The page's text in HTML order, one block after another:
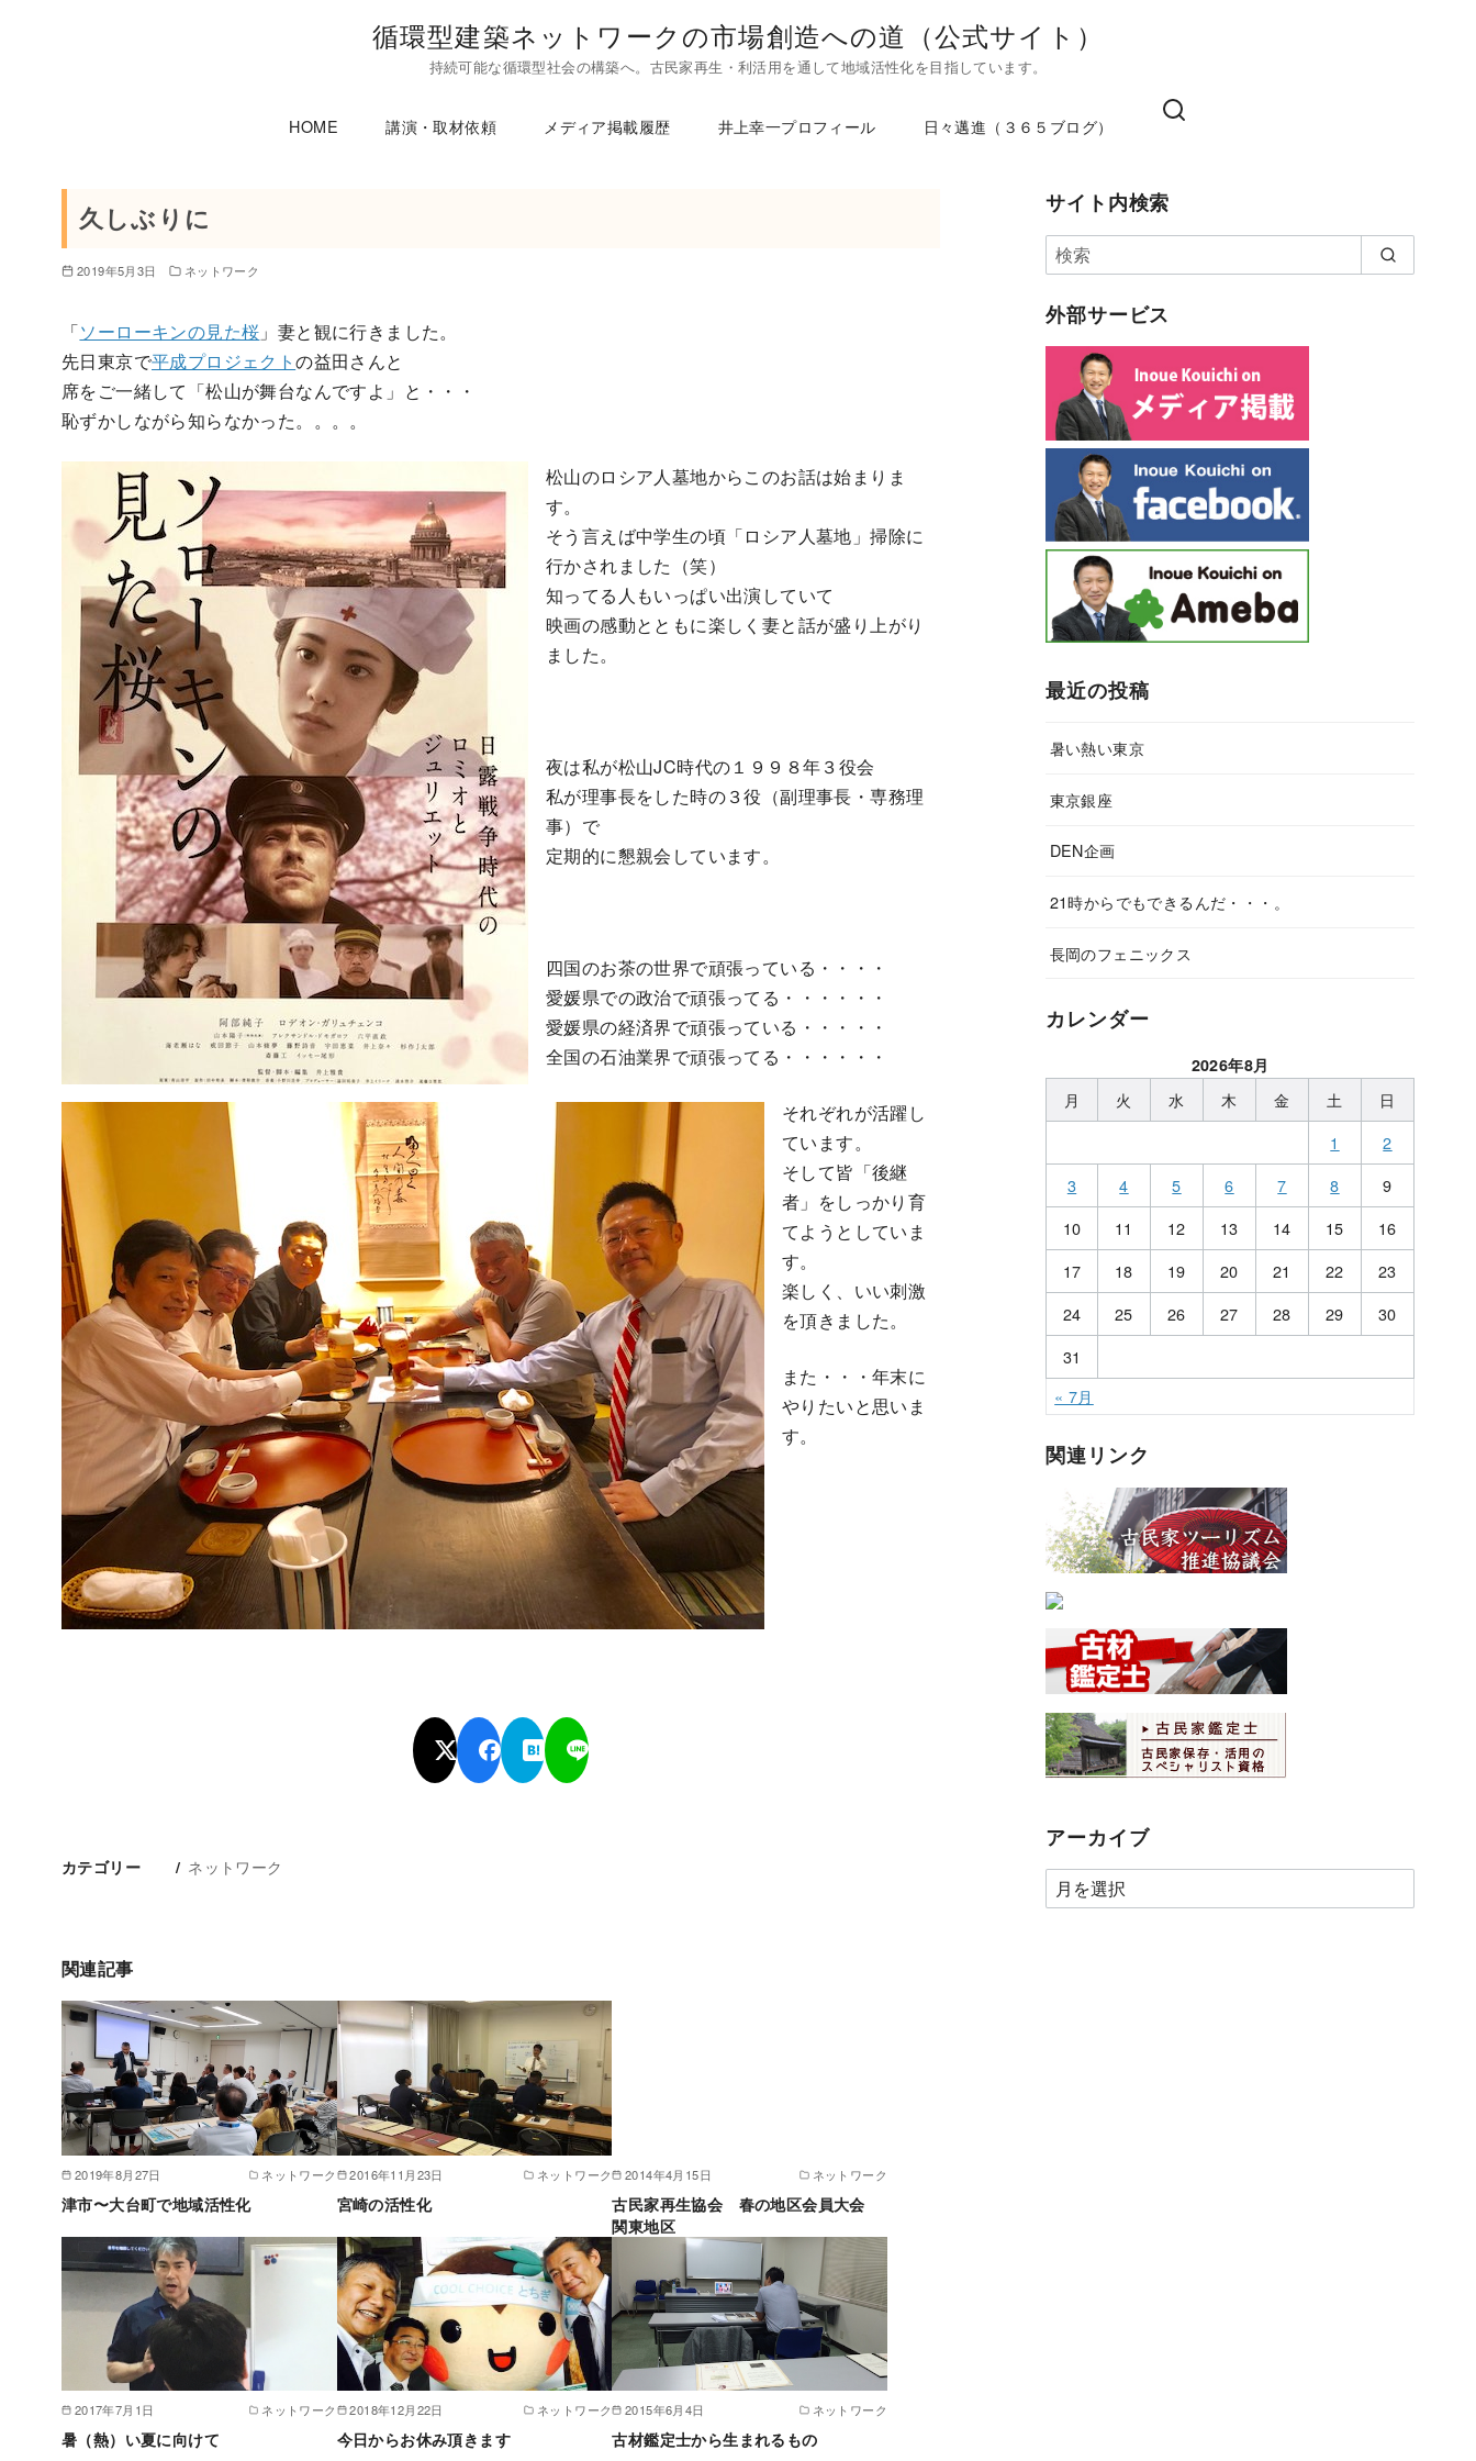
循環型建築ネットワークの市場創造への道（公式サイト）
持続可能な循環型社会の構築へ。古民家再生・利活用を通して地域活性化を目指しています。
HOME 講演・取材依頼 メディア掲載履歴 井上幸一プロフィール 日々邁進（３６５ブログ）
久しぶりに
2019年5月3日 ネットワーク
「ソーローキンの見た桜 」妻と観に行きました。
先日東京で平成プロジェクトの益田さんと
席をご一緒して「松山が舞台なんですよ」と・・・
恥ずかしながら知らなかった。。。。
松山のロシア人墓地からこのお話は始まりま
す。
そう言えば中学生の頃「ロシア人墓地」掃除に
行かされました（笑）
知ってる人もいっぱい出演していて
映画の感動とともに楽しく妻と話が盛り上がり
ました。
夜は私が松山JC時代の１９９８年３役会
私が理事長をした時の３役（副理事長・専務理
事）で
定期的に懇親会しています。
四国のお茶の世界で頑張っている・・・・
愛媛県での政治で頑張ってる・・・・・・
愛媛県の経済界で頑張っている・・・・・
全国の石油業界で頑張ってる・・・・・・
それぞれが活躍し
ています。
そして皆「後継
者」をしっかり育
てようとしていま
す。
楽しく、いい刺激
を頂きました。
また・・・年末に
やりたいと思いま
す。
カテゴリー ネットワーク
関連記事
2019年8月27日 ネットワーク
津市〜大台町で地域活性化
2016年11月23日 ネットワーク
宮崎の活性化
2014年4月15日 ネットワーク
古民家再生協会 春の地区会員大会
関東地区
2017年7月1日 ネットワーク
暑（熱）い夏に向けて
2018年12月22日 ネットワーク
今日からお休み頂きます
2015年6月4日 ネットワーク
古材鑑定士から生まれるもの
サイト内検索
外部サービス
最近の投稿
暑い熱い東京
東京銀座
DEN企画
21時からでもできるんだ・・・。
長岡のフェニックス
カレンダー
2026年8月
月 火 水 木 金 土
日
1
2
3
4 5 6 7 8
9
10
11 12 13 14 15
16
17
18 19 20 21 22
23
24
25 26 27 28 29
30
31
« 7月
関連リンク
アーカイブ
ア
ー